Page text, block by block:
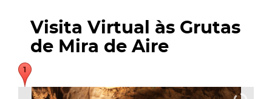
Visita Virtual às Grutas
de Mira de Aire